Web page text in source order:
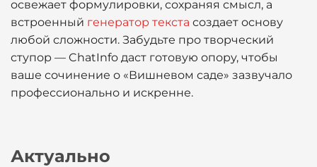
освежает формулировки, сохраняя смысл, а
встроенный генератор текста создает основу
любой сложности. Забудьте про творческий
ступор — ChatInfo даст готовую опору, чтобы
ваше сочинение о «Вишневом саде» зазвучало
профессионально и искренне.
Актуально